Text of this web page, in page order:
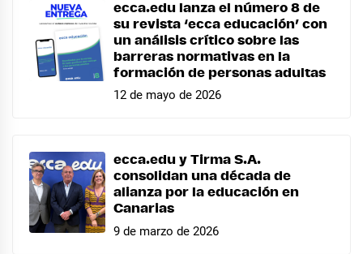
ecca.edu lanza el número 8 de
su revista ‘ecca educación’ con
un análisis crítico sobre las
barreras normativas en la
formación de personas adultas
12 de mayo de 2026
ecca.edu y Tirma S.A.
consolidan una década de
alianza por la educación en
Canarias
9 de marzo de 2026